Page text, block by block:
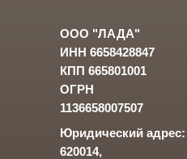
ООО "ЛАДА"
ИНН 6658428847
КПП 665801001
ОГРН
1136658007507
Юридический адрес:
620014,